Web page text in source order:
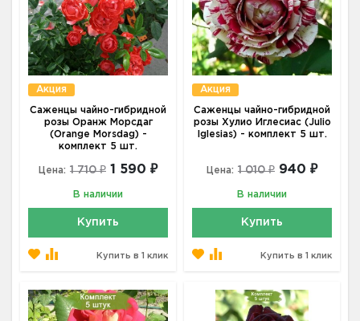
Акция
Саженцы чайно-гибридной
розы Оранж Морсдаг
(Orange Morsdag) -
комплект 5 шт.
Цена: 1 710 ₽ 1 590 ₽
В наличии
Купить
Купить в 1 клик
Акция
Саженцы чайно-гибридной
розы Хулио Иглесиас (Julio
Iglesias) - комплект 5 шт.
Цена: 1 010 ₽ 940 ₽
В наличии
Купить
Купить в 1 клик